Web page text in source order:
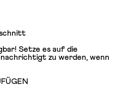
Setze es auf die
zu werden, wenn